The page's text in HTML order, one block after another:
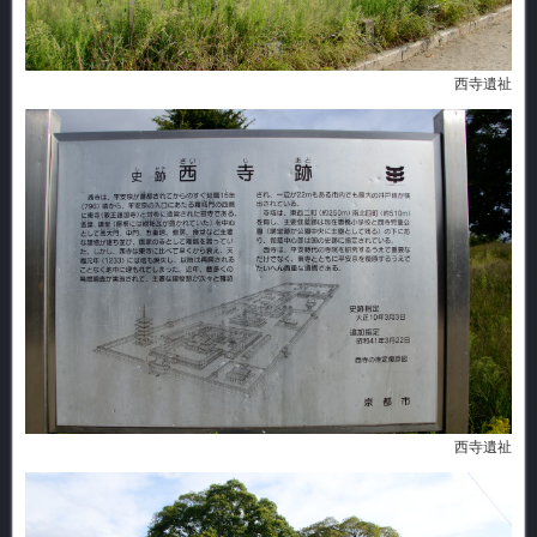
西寺遺祉
西寺遺祉